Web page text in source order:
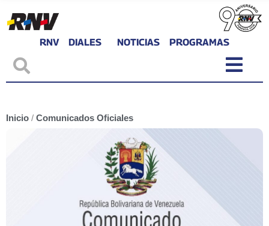
RNV DIALES NOTICIAS PROGRAMAS
Inicio / Comunicados Oficiales